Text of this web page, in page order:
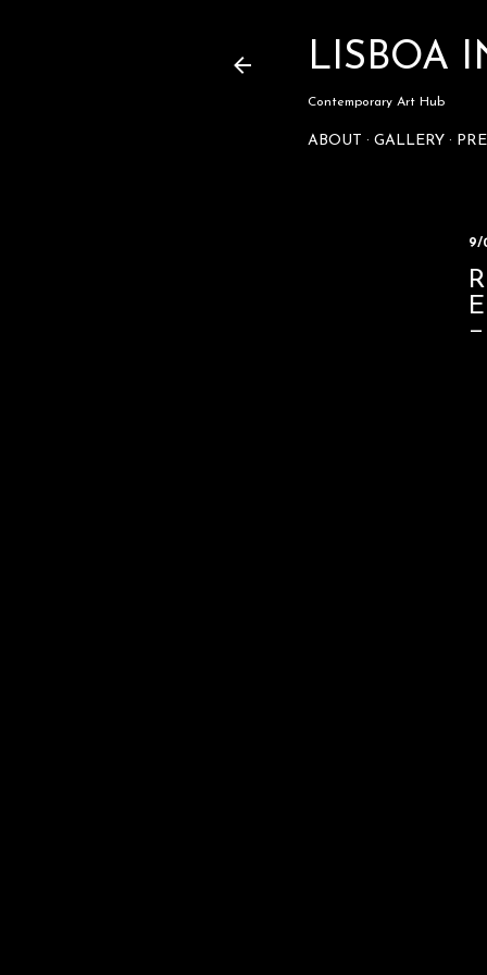
LISBOA
Contemporary Art Hub
ABOUT GALLERY
9/